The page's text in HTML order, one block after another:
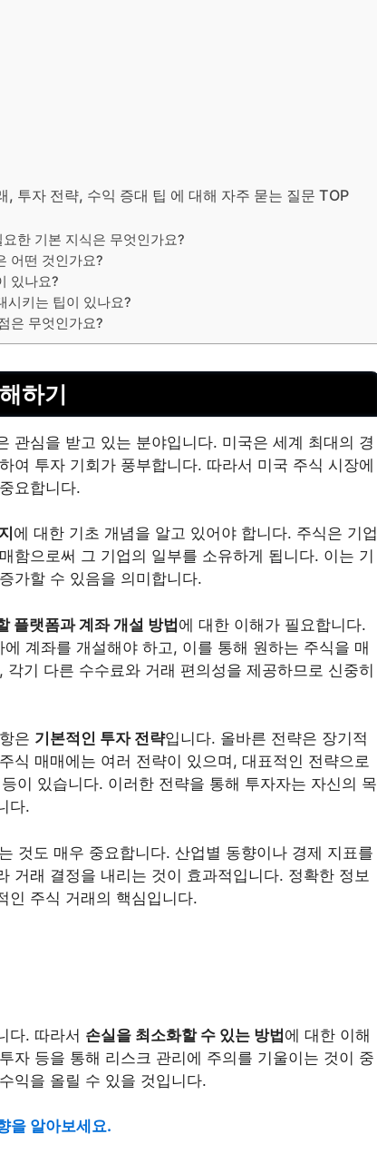
투자 전략, 수익 증대 팁 에 대해 자주 묻는 질문 TOP
한 기본 지식은 무엇인가요?
어떤 것인가요?
있나요?
시키는 팁이 있나요?
은 무엇인가요?
하기
관심을 받고 있는 분야입니다. 미국은 세계 최대의 경
여 투자 기회가 풍부합니다. 따라서 미국 주식 시장에
요합니다.
에 대한 기초 개념을 알고 있어야 합니다. 주식은 기업
함으로써 그 기업의 일부를 소유하게 됩니다. 이는 기
가할 수 있음을 의미합니다.
플랫폼과 계좌 개설 방법에 대한 이해가 필요합니다.
계좌를 개설해야 하고, 이를 통해 원하는 주식을 매
기 다른 수수료와 거래 편의성을 제공하므로 신중히
은 기본적인 투자 전략입니다. 올바른 전략은 장기적
식 매매에는 여러 전략이 있으며, 대표적인 전략으로
이 있습니다. 이러한 전략을 통해 투자자는 자신의 목
다.
것도 매우 중요합니다. 산업별 동향이나 경제 지표를
거래 결정을 내리는 것이 효과적입니다. 정확한 정보
인 주식 거래의 핵심입니다.
다. 따라서 손실을 최소화할 수 있는 방법에 대한 이해
자 등을 통해 리스크 관리에 주의를 기울이는 것이 중
익을 올릴 수 있을 것입니다.
을 알아보세요.